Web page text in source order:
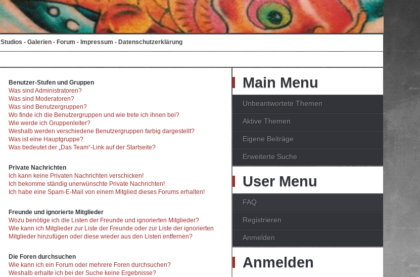
Studios - Galerien - Forum - Impressum - Datenschutzerklärung
Benutzer-Stufen und Gruppen
Was sind Administratoren?
Was sind Moderatoren?
Was sind Benutzergruppen?
Wo finde ich die Benutzergruppen und wie trete ich ihnen bei?
Wie werde ich Gruppenleiter?
Weshalb werden verschiedene Benutzergruppen farbig dargestellt?
Was ist eine Hauptgruppe?
Was bedeutet der „Das Team“-Link auf der Startseite?
Private Nachrichten
Ich kann keine Privaten Nachrichten verschicken!
Ich bekomme ständig unerwünschte Private Nachrichten!
Ich habe eine Spam-E-Mail von einem Mitglied dieses Forums erhalten!
Freunde und ignorierte Mitglieder
Wozu benötige ich die Listen der Freunde und ignorierten Mitglieder?
Wie kann ich Mitglieder zur Liste der Freunde oder zur Liste der ignorierten
Mitglieder hinzufügen oder diese wieder aus den Listen entfernen?
Die Foren durchsuchen
Wie kann ich ein Forum oder mehrere Foren durchsuchen?
Weshalb erhalte ich bei der Suche keine Ergebnisse?
Main Menu
Unbeantwortete Themen
Aktive Themen
Eigene Beiträge
Erweiterte Suche
User Menu
FAQ
Registrieren
Anmelden
Anmelden